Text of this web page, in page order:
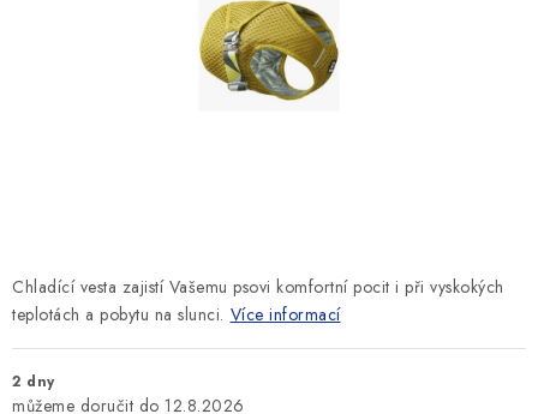
KRÁLÍCI/HLODAVCI/PTÁCI
Chladící vesta zajistí Vašemu psovi komfortní pocit i při vyskokých
teplotách a pobytu na slunci. Více informací
2 dny
12.8.2026